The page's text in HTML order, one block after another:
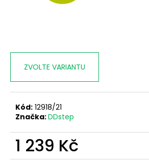
ZVOLTE VARIANTU
Kód: 12918/21
Značka:DDstep
1 239 Kč
Měrná